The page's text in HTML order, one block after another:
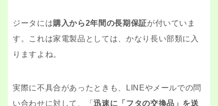
ジータには購入から2年間の長期保証が付いていま
す。これは家電製品としては、かなり長い部類に入
りますよね。
実際に不具合があったときも、LINEやメールでの問
い合わせに対して、「迅速に「フタの交換品」を送